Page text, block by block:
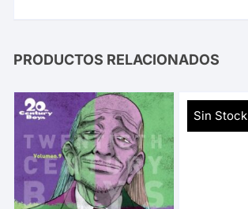
PRODUCTOS RELACIONADOS
Sin Stock